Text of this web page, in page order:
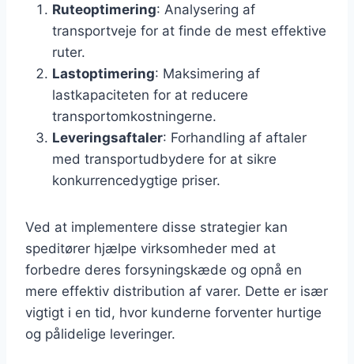
Ruteoptimering: Analysering af
transportveje for at finde de mest effektive
ruter.
Lastoptimering: Maksimering af
lastkapaciteten for at reducere
transportomkostningerne.
Leveringsaftaler: Forhandling af aftaler
med transportudbydere for at sikre
konkurrencedygtige priser.
Ved at implementere disse strategier kan
speditører hjælpe virksomheder med at
forbedre deres forsyningskæde og opnå en
mere effektiv distribution af varer. Dette er især
vigtigt i en tid, hvor kunderne forventer hurtige
og pålidelige leveringer.